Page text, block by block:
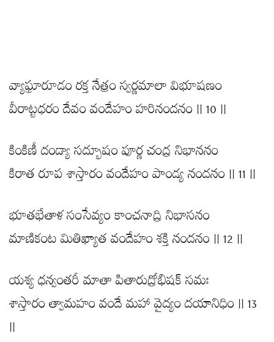
వ్యాఘ్రారూడం రక్త నేత్రం స్వర్ణమాలా విభూషణం
వీరాట్టధరం దేవం వందేహం హరినందనం || 10 ||
కింకిణీ దండ్యా సద్భూషం పూర్ణ చంద్ర నిభాననం
కిరాత రూప శాస్తారం వందేహం పాండ్య నందనం || 11 ||
భూతభేతాళ సంసేవ్యం కాంచనాద్రి నిభాసనం
మాణికంట మితిఖ్యాత వందేహం శక్తి నందనం || 12 ||
యశ్య ధన్వంతరీ మాతా పితారుద్రోభిషక్ సమః
శాస్తారం త్వామహం వందే మహా వైద్యం దయానిధిం || 13
||